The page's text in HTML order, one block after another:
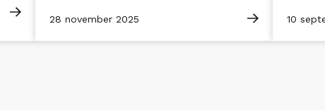
28 november 2025 10